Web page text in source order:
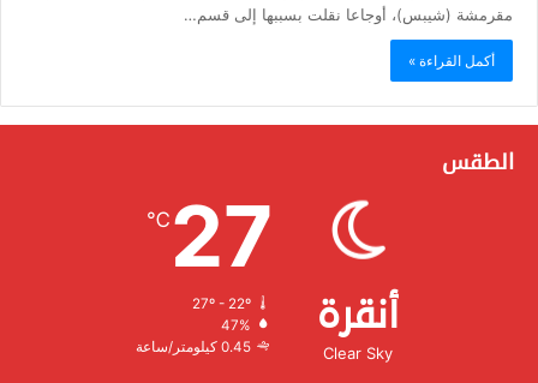
مقرمشة (شيبس)، أوجاعا نقلت بسببها إلى قسم…
أكمل القراءة »
الطقس
أنقرة
Clear Sky
27
℃
27º - 22º
الرطوبة:
الرياح:0.45 كيلومتر/ساعة